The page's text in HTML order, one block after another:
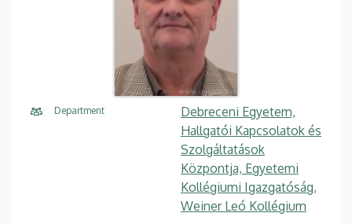
Department
Debreceni Egyetem,
Hallgatói Kapcsolatok és
Szolgáltatások
Központja, Egyetemi
Kollégiumi Igazgatóság,
Weiner Leó Kollégium